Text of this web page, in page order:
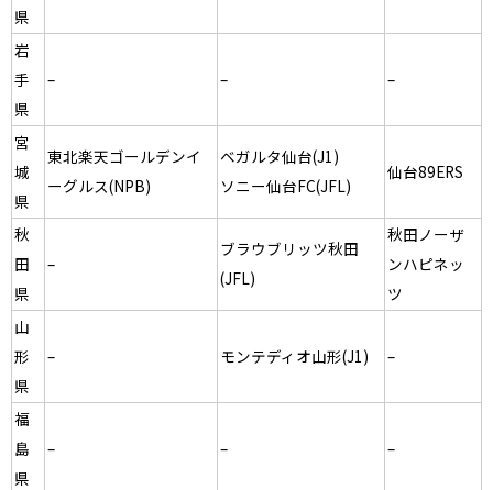
県
岩
手
県
– – –
宮
城
県
東北楽天ゴールデンイ
ーグルス(NPB)
ベガルタ仙台(J1)
ソニー仙台FC(JFL)
仙台89ERS
秋
田
県
–
ブラウブリッツ秋田
(JFL)
秋田ノーザ
ンハピネッ
ツ
山
形
県
– モンテディオ山形(J1) –
福
島
県
– – –